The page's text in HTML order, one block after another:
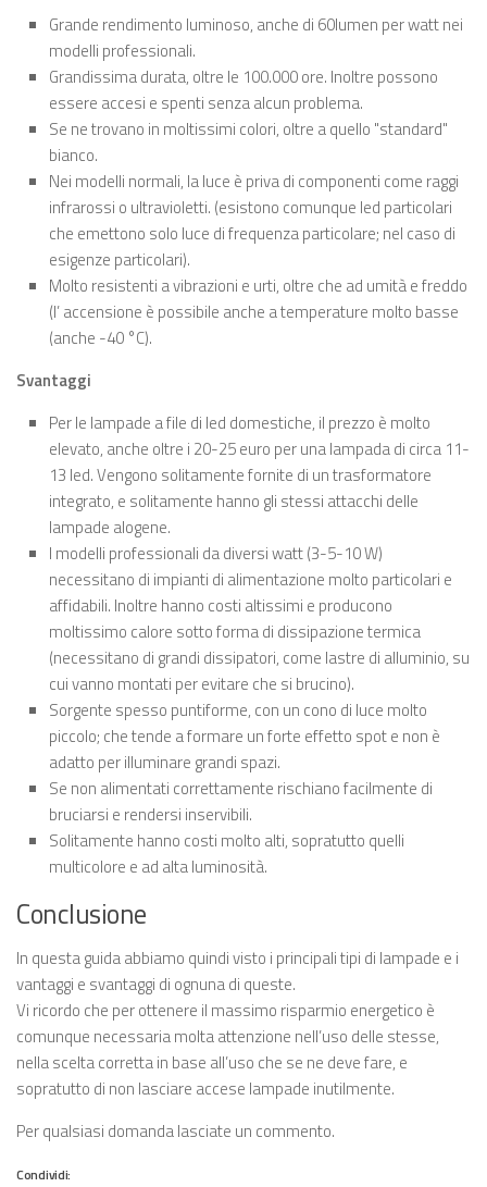
Grande rendimento luminoso, anche di 60lumen per watt nei
modelli professionali.
Grandissima durata, oltre le 100.000 ore. Inoltre possono
essere accesi e spenti senza alcun problema.
Se ne trovano in moltissimi colori, oltre a quello "standard"
bianco.
Nei modelli normali, la luce è priva di componenti come raggi
infrarossi o ultravioletti. (esistono comunque led particolari
che emettono solo luce di frequenza particolare; nel caso di
esigenze particolari).
Molto resistenti a vibrazioni e urti, oltre che ad umità e freddo
(l’ accensione è possibile anche a temperature molto basse
(anche -40 °C).
Svantaggi
Per le lampade a file di led domestiche, il prezzo è molto
elevato, anche oltre i 20-25 euro per una lampada di circa 11-
13 led. Vengono solitamente fornite di un trasformatore
integrato, e solitamente hanno gli stessi attacchi delle
lampade alogene.
I modelli professionali da diversi watt (3-5-10 W)
necessitano di impianti di alimentazione molto particolari e
affidabili. Inoltre hanno costi altissimi e producono
moltissimo calore sotto forma di dissipazione termica
(necessitano di grandi dissipatori, come lastre di alluminio, su
cui vanno montati per evitare che si brucino).
Sorgente spesso puntiforme, con un cono di luce molto
piccolo; che tende a formare un forte effetto spot e non è
adatto per illuminare grandi spazi.
Se non alimentati correttamente rischiano facilmente di
bruciarsi e rendersi inservibili.
Solitamente hanno costi molto alti, sopratutto quelli
multicolore e ad alta luminosità.
Conclusione
In questa guida abbiamo quindi visto i principali tipi di lampade e i
vantaggi e svantaggi di ognuna di queste.
Vi ricordo che per ottenere il massimo risparmio energetico è
comunque necessaria molta attenzione nell’uso delle stesse,
nella scelta corretta in base all’uso che se ne deve fare, e
sopratutto di non lasciare accese lampade inutilmente.
Per qualsiasi domanda lasciate un commento.
Condividi: